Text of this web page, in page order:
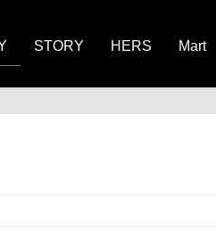
STORY HERS Mart